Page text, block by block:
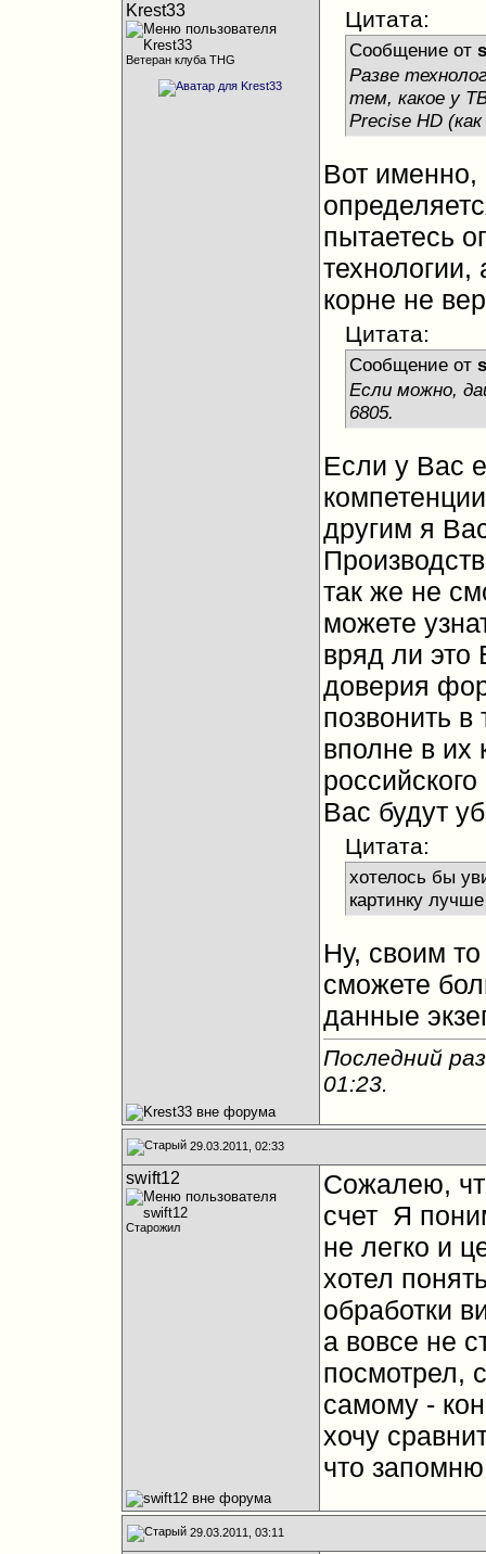
Krest33
Ветеран клуба THG
Цитата:
Сообщение от
Разве
тем, какое у
Precise HD
Вот именно,
пытаетесь
технологии,
корне не
Цитата:
Сообщение от
Если можно,
6805.
Если у Вас
другим я
так же не
можете
вряд ли это
доверия
позвонить
вполне в их
Вас будут
Цитата:
хотелось бы
картинку лучше
Ну, своим
сможете
данные
Последний
01:23.
29.03.2011, 02:33
swift12
Старожил
Сожалею,
счет Я
не легко и
хотел
обработки
а вовсе не
посмотрел,
самому -
хочу
что
29.03.2011, 03:11